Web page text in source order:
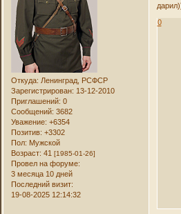
Откуда: Ленинград, РСФСР
Зарегистрирован: 13-12-2010
Приглашений: 0
Сообщений: 3682
Уважение: +6354
Позитив: +3302
Пол: Мужской
Возраст: 41[1985-01-26]
Провел на форуме:
3 месяца 10 дней
Последний визит:
19-08-2025 12:14:32
0